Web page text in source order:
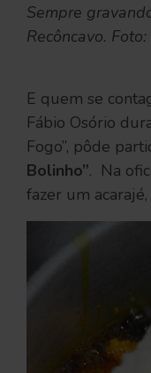
Sempre
Recôncavo.
E quem se
Fábio Osório
Fogo”, pôde
Bolinho”. Na
fazer um